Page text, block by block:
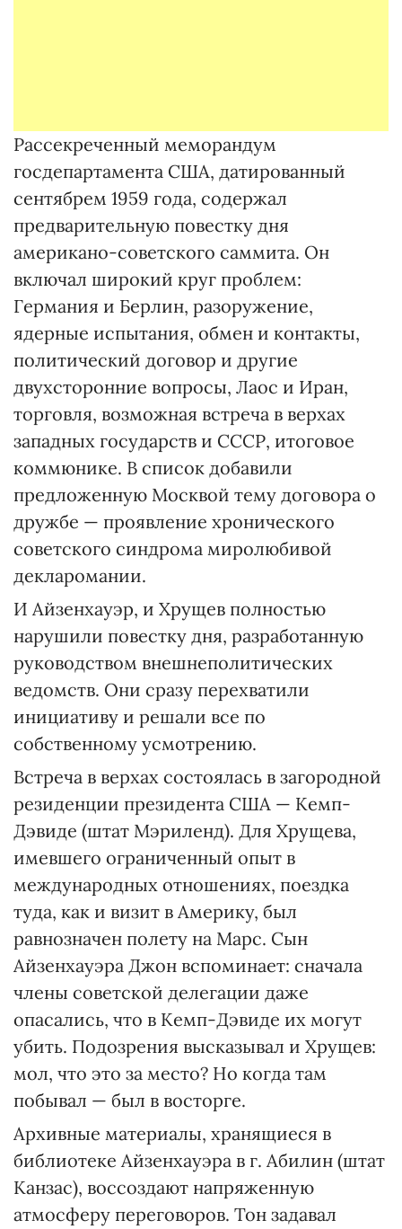
Рассекреченный меморандум
госдепартамента США, датированный
сентябрем 1959 года, содержал
предварительную повестку дня
американо-советского саммита. Он
включал широкий круг проблем:
Германия и Берлин, разоружение,
ядерные испытания, обмен и контакты,
политический договор и другие
двухсторонние вопросы, Лаос и Иран,
торговля, возможная встреча в верхах
западных государств и СССР, итоговое
коммюнике. В список добавили
предложенную Москвой тему договора о
дружбе — проявление хронического
советского синдрома миролюбивой
декларомании.
И Айзенхауэр, и Хрущев полностью
нарушили повестку дня, разработанную
руководством внешнеполитических
ведомств. Они сразу перехватили
инициативу и решали все по
собственному усмотрению.
Встреча в верхах состоялась в загородной
резиденции президента США — Кемп-
Дэвиде (штат Мэриленд). Для Хрущева,
имевшего ограниченный опыт в
международных отношениях, поездка
туда, как и визит в Америку, был
равнозначен полету на Марс. Сын
Айзенхауэра Джон вспоминает: сначала
члены советской делегации даже
опасались, что в Кемп-Дэвиде их могут
убить. Подозрения высказывал и Хрущев:
мол, что это за место? Но когда там
побывал — был в восторге.
Архивные материалы, хранящиеся в
библиотеке Айзенхауэра в г. Абилин (штат
Канзас), воссоздают напряженную
атмосферу переговоров. Тон задавал